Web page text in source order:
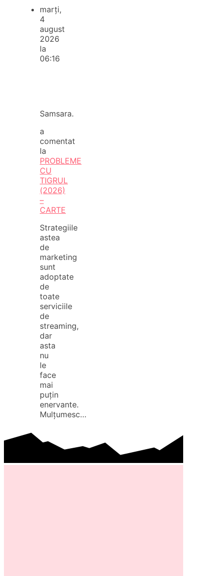
marți,
4
august
2026
la
06:16
Samsara.
a
comentat
la
PROBLEME
CU
TIGRUL
(2026)
–
CARTE
Strategiile
astea
de
marketing
sunt
adoptate
de
toate
serviciile
de
streaming,
dar
asta
nu
le
face
mai
puțin
enervante.
Mulțumesc…